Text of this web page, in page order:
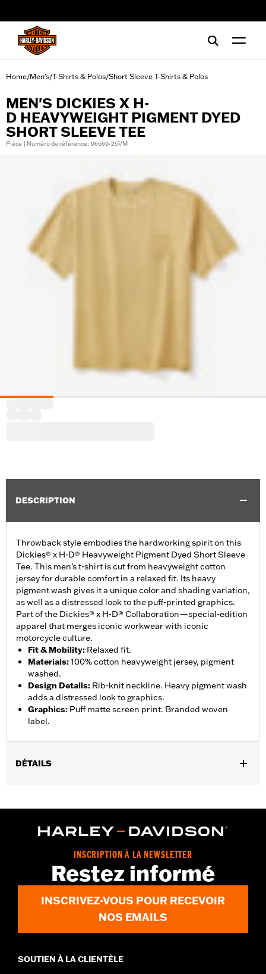
Home/Men's/T-Shirts & Polos/Short Sleeve T-Shirts & Polos
MEN'S DICKIES X H-
D HEAVYWEIGHT PIGMENT DYED
SHORT SLEEVE TEE
Pièce | Numéro de référence : 96569-25VM
DESCRIPTION
Throwback style embodies the hardworking spirit on this
Dickies® x H-D® Heavyweight Pigment Dyed Short Sleeve
Tee. This men’s t-shirt is cut from heavyweight cotton
jersey for durable comfort in a relaxed fit. Its heavy
pigment wash gives it a unique color and shading variation,
as well as a distressed look to the puff-printed graphics.
Part of the Dickies® x H-D® Collaboration—special-edition
apparel that merges iconic workwear with iconic
motorcycle culture.
Fit & Mobility: Relaxed fit.
Materials:100% cotton heavyweight jersey, pigment
washed.
Design Details: Rib-knit neckline. Heavy pigment wash
adds a distressed look to graphics.
Graphics: Puff matte screen print. Branded woven
label.
DÉTAILS
Collection:Dickies x Harley-Davidson
WARRANTY:2 year limited warranty – Go towww.h-
for full details
Imported
INSCRIPTION À LA NEWSLETTER
Restez informé
INSCRIVEZ-VOUS POUR RECEVOIR
NOS EMAILS
SOUTIEN À LA CLIENTÈLE